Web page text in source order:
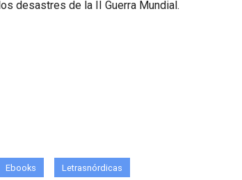
desastres de la II Guerra Mundial.
Ebooks Letrasnórdicas